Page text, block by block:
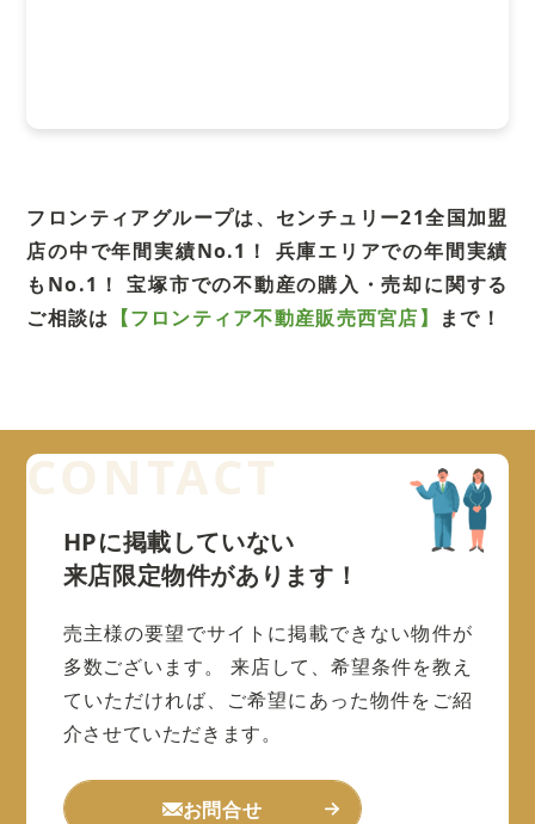
フロンティアグループは、センチュリー21全国加盟
店の中で年間実績No.1！ 兵庫エリアでの年間実績
もNo.1！宝塚市での不動産の購入・売却に関する
ご相談は 【フロンティア不動産販売西宮店】 まで！
HPに掲載していない
来店限定物件があります！
売主様の要望でサイトに掲載できない物件が
多数ございます。
来店して、希望条件を教え
ていただければ、ご希望にあった物件をご紹
介させていただきます。
お問合せ